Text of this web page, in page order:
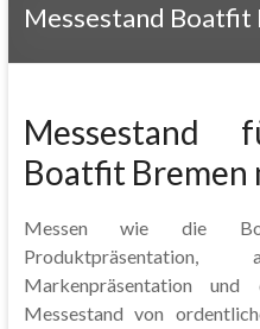
Messestand Boatfit
Boatfit Bremen
Messen wie die
Markenpräsentation
Messestand von